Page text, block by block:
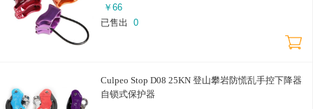
￥ 66
已售出
0
Culpeo Stop D08 25KN 登山攀岩防慌乱手控下降器
自锁式保护器